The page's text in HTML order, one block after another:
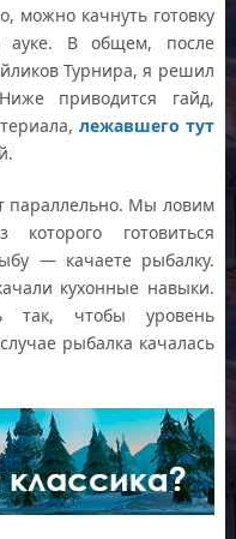
можно качнуть готовку
ауке. В общем, после
Турнира, я решил
приводится гайд,
лежавшего тут
параллельно. Мы ловим
готовиться
— качаете рыбалку.
кухонные навыки.
так, чтобы уровень
рыбалка качалась